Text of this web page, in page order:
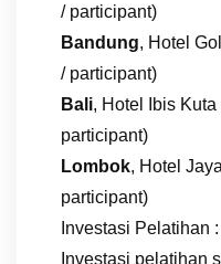
/ participant)
Bandung, Hotel
/ participant)
Bali, Hotel Ibis
participant)
Lombok, Hotel
participant)
Investasi Pelatihan :
Investasi pelatihan